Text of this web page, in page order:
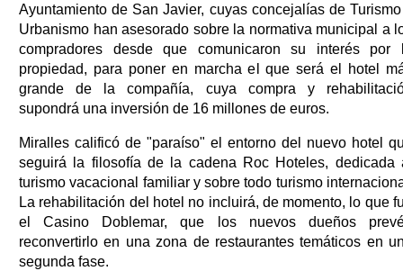
Ayuntamiento de San Javier, cuyas concejalías de
Urbanismo han asesorado sobre la normativa municipal a
compradores desde que comunicaron su interés por
propiedad, para poner en marcha el que será el hotel
grande de la compañía, cuya compra y
supondrá una inversión de 16 millones de euros.
Miralles calificó de "paraíso" el entorno del nuevo hotel
seguirá la filosofía de la cadena Roc Hoteles, dedicada
turismo vacacional familiar y sobre todo turismo
La rehabilitación del hotel no incluirá, de momento, lo que
el Casino Doblemar, que los nuevos dueños
reconvertirlo en una zona de restaurantes temáticos en
segunda fase.